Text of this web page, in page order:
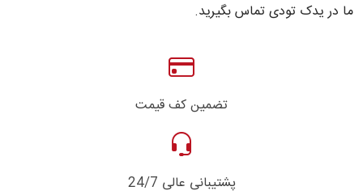
ما در یدک تودی تماس بگیرید.
تضمین کف قیمت
پشتیبانی عالی 24/7